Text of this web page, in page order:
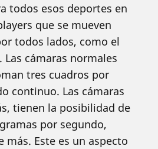
todos esos deportes en
que se mueven
todos lados, como el
cámaras normales
tres cuadros por
continuo. Las cámaras
tienen la posibilidad de
por segundo,
más. Este es un aspecto